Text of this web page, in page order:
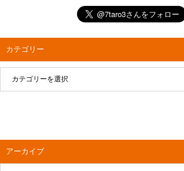
カテゴリー
アーカイブ